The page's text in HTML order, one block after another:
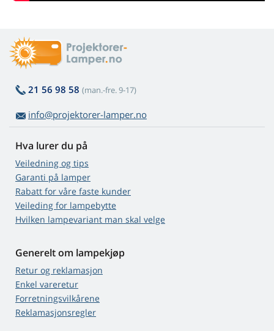
21 56 98 58 (man.-fre. 9-17)
info@projektorer-lamper.no
Hva lurer du på
Veiledning og tips
Garanti på lamper
Rabatt for våre faste kunder
Veileding for lampebytte
Hvilken lampevariant man skal velge
Generelt om lampekjøp
Retur og reklamasjon
Enkel vareretur
Forretningsvilkårene
Reklamasjonsregler